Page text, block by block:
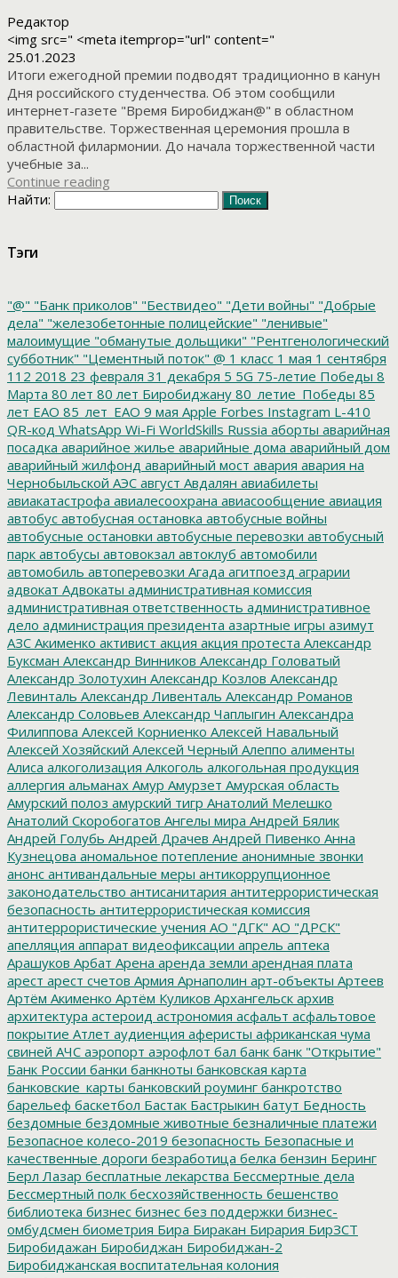
Редактор
<img src=" <meta itemprop="url" content="
25.01.2023
Итоги ежегодной премии подводят традиционно в канун
Дня российского студенчества. Об этом сообщили
интернет-газете "Время Биробиджан@" в областном
правительстве. Торжественная церемония прошла в
областной филармонии. До начала торжественной части
учебные за...
Continue reading
Найти:
Тэги
"@" "Банк приколов" "Бествидео" "Дети войны" "Добрые
дела" "железобетонные полицейские" "ленивые"
малоимущие "обманутые дольщики" "Рентгенологический
субботник" "Цементный поток" @ 1 класс 1 мая 1 сентября
112 2018 23 февраля 31 декабря 5 5G 75-летие Победы 8
Марта 80 лет 80 лет Биробиджану 80_летие_Победы 85
лет ЕАО 85_лет_ЕАО 9 мая Apple Forbes Instagram L-410
QR-код WhatsApp Wi-Fi WorldSkills Russia аборты аварийная
посадка аварийное жилье аварийные дома аварийный дом
аварийный жилфонд аварийный мост авария авария на
Чернобыльской АЭС август Авдалян авиабилеты
авиакатастрофа авиалесоохрана авиасообщение авиация
автобус автобусная остановка автобусные войны
автобусные остановки автобусные перевозки автобусный
парк автобусы автовокзал автоклуб автомобили
автомобиль автоперевозки Агада агитпоезд аграрии
адвокат Адвокаты административная комиссия
административная ответственность административное
дело администрация президента азартные игры азимут
АЗС Акименко активист акция акция протеста Александр
Буксман Александр Винников Александр Головатый
Александр Золотухин Александр Козлов Александр
Левинталь Александр Ливенталь Александр Романов
Александр Соловьев Александр Чаплыгин Александра
Филиппова Алексей Корниенко Алексей Навальный
Алексей Хозяйский Алексей Черный Алеппо алименты
Алиса алкоголизация Алкоголь алкогольная продукция
аллергия альманах Амур Амурзет Амурская область
Амурский полоз амурский тигр Анатолий Мелешко
Анатолий Скоробогатов Ангелы мира Андрей Бялик
Андрей Голубь Андрей Драчев Андрей Пивенко Анна
Кузнецова аномальное потепление анонимные звонки
анонс антивандальные меры антикоррупционное
законодательство антисанитария антитеррористическая
безопасность антитеррористическая комиссия
антитеррористические учения АО "ДГК" АО "ДРСК"
апелляция аппарат видеофиксации апрель аптека
Арашуков Арбат Арена аренда земли арендная плата
арест арест счетов Армия Арнаполин арт-объекты Артеев
Артём Акименко Артём Куликов Архангельск архив
архитектура астероид астрономия асфальт асфальтовое
покрытие Атлет аудиенция аферисты африканская чума
свиней АЧС аэропорт аэрофлот бал банк банк "Открытие"
Банк России банки банкноты банковская карта
банковские_карты банковский роуминг банкротство
барельеф баскетбол Бастак Бастрыкин батут Бедность
бездомные бездомные животные безналичные платежи
Безопасное колесо-2019 безопасность Безопасные и
качественные дороги безработица белка бензин Беринг
Берл Лазар бесплатные лекарства Бессмертные дела
Бессмертный полк бесхозяйственность бешенство
библиотека бизнес бизнес без поддержки бизнес-
омбудсмен биометрия Бира Биракан Бирария БирЗСТ
Биробидажан Биробиджан Биробиджан-2
Биробиджанская воспитательная колония